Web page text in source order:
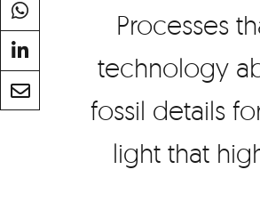
Processes
technology
fossil details
light that